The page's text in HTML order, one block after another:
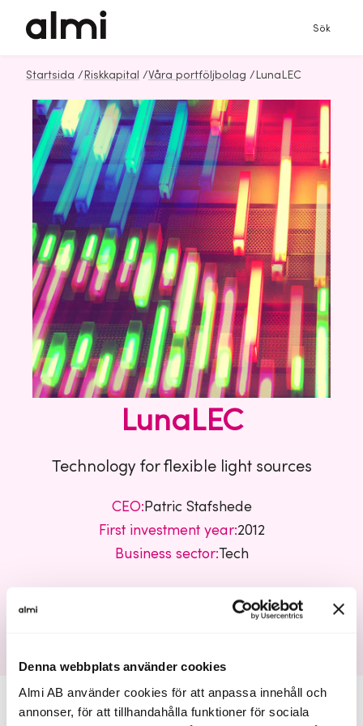
Denna webbplats använder cookies
Almi AB använder cookies för att anpassa innehåll och
annonser, för att tillhandahålla funktioner för sociala
Sök
Startsida / Riskkapital /Våra portföljbolag / LunaLEC
LunaLEC
Technology for flexible light sources
CEO:Patric Stafshede
First investment year:2012
Business sector:Tech